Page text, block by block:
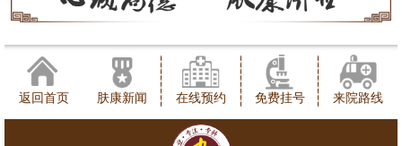
返回首页 肤康新闻 在线预约 免费挂号 来院路线